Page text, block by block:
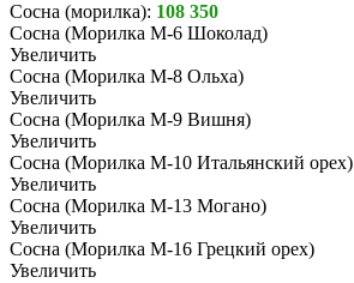
Сосна (морилка): 108 350
Сосна (Морилка М-6 Шоколад)
Увеличить
Сосна (Морилка М-8 Ольха)
Увеличить
Сосна (Морилка М-9 Вишня)
Увеличить
Сосна (Морилка М-10 Итальянский орех)
Увеличить
Сосна (Морилка М-13 Могано)
Увеличить
Сосна (Морилка М-16 Грецкий орех)
Увеличить